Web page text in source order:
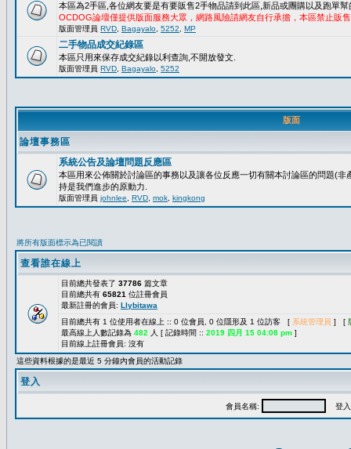
本區為2手區,各位網友要是有要販售2手物品請到此區,新品或團購以及跑單
OCDOG論壇僅提供版面服務大眾，網路風險請網友自行承擔，本區禁止販
版面管理員 RVD Bagayalo 5252 MP
二手物品成交紀錄區
本區只用來保存成交紀錄以利查詢,不開放發文.
版面管理員 RVD Bagayalo 5252
版面
論壇事務區
系統公告及論壇問題反應區
本區用來公佈關於討論區的事務以及讓各位反應一切有關本討論區的問題(
持是我們進步的原動力.
版面管理員 johnlee RVD mok kingkong
將所有版面標示為已閱讀
查看誰在線上
目前總共發表了 37786 篇文章
目前總共有 65821 位註冊會員
最新註冊的會員: Llybitawa
目前總共有 1 位使用者在線上 :: 0 位會員, 0 位隱形及 1 位訪客 [ 系統管理員 ] [
最高線上人數記錄為 482 人 [ 記錄時間 :: 2019 四月 15 04:08 pm ]
目前線上註冊會員: 沒有
這些資料根據的是最近 5 分鐘內會員的活動記錄
登入
會員名稱: 登入